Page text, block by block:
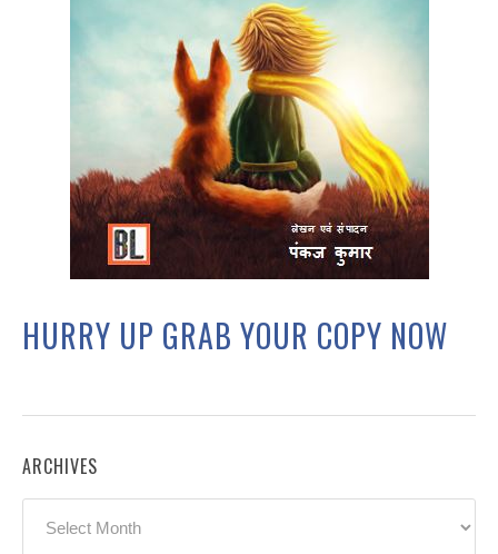
HURRY UP GRAB YOUR COPY NOW
ARCHIVES